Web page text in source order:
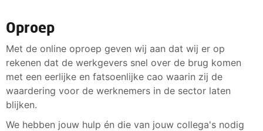
Oproep
Met de online oproep geven wij aan dat wij er op
rekenen dat de werkgevers snel over de brug komen
met een eerlijke en fatsoenlijke cao waarin zij de
waardering voor de werknemers in de sector laten
blijken.
We hebben jouw hulp én die van jouw collega's nodig